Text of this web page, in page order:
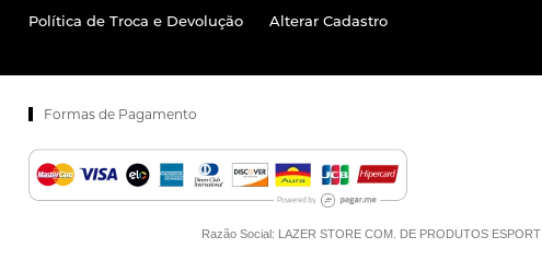
Política de Troca e Devolução
Alterar Cadastro
Formas de Pagamento
Razão Social: LAZER STORE COM. DE PRODUTOS